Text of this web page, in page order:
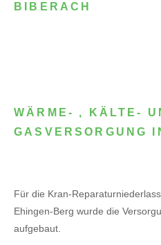
BIBERACH
WÄRME- , KÄLTE-
GASVERSORGUNG
Für die Kran-
Ehingen-Berg wurde die
aufgebaut.